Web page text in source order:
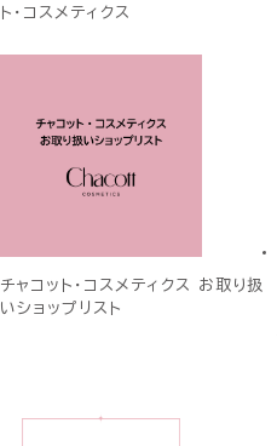
ト・コスメティクス
チャコット・コスメティクス お取り扱
いショップリスト